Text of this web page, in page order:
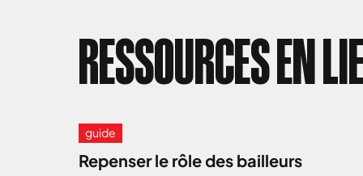
RESSOURCES EN
guide
Repenser le rôle des bailleurs